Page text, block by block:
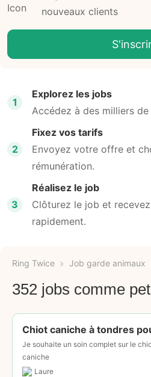
nouveaux clients
1
Explorez les jobs
Accédez à des milliers
2
Fixez vos tarifs
Envoyez votre offre et
rémunération.
3
Réalisez le job
Clôturez le job et
rapidement.
Ring Twice Job garde animaux
352 jobs comme
Chiot caniche à tondres
Je souhaite un soin complet sur le
caniche
Laure